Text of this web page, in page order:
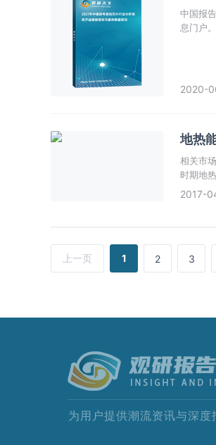
中国报
息门户
2020-
地热
相关市
时期地
2017-
上一页 1 2 3
为用户提供潮流资讯与深度